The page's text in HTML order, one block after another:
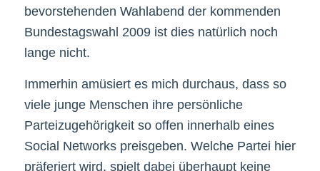
bevorstehenden Wahlabend der kommenden
Bundestagswahl 2009 ist dies natürlich noch
lange nicht.
Immerhin amüsiert es mich durchaus, dass so
viele junge Menschen ihre persönliche
Parteizugehörigkeit so offen innerhalb eines
Social Networks preisgeben. Welche Partei hier
präferiert wird, spielt dabei überhaupt keine